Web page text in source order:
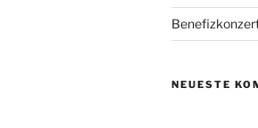
NEUESTE